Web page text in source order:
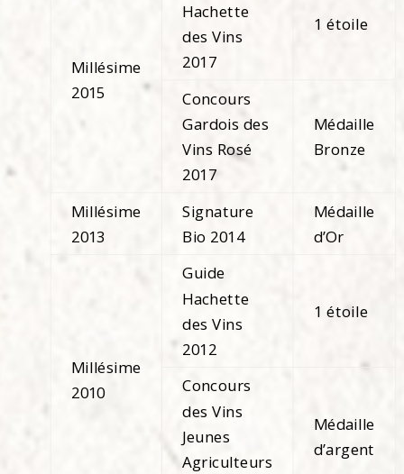
Millésime
2015
Hachette
des Vins
2017
1 étoile
Concours
Gardois des
Vins Rosé
2017
Médaille
Bronze
Millésime
2013
Signature
Bio 2014
Médaille
d’Or
Millésime
2010
Guide
Hachette
des Vins
2012
1 étoile
Concours
des Vins
Jeunes
Agriculteurs
Médaille
d’argent